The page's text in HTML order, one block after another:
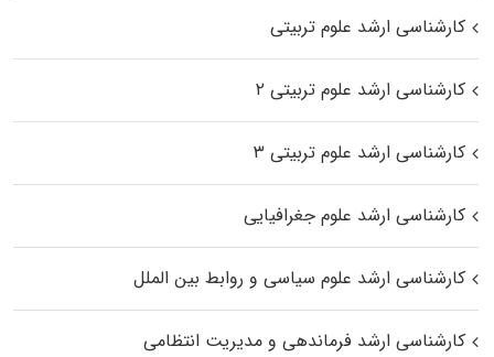
کارشناسی ارشد علوم تربیتی
کارشناسی ارشد علوم تربیتی ۲
کارشناسی ارشد علوم تربیتی ۳
کارشناسی ارشد علوم جغرافیایی
کارشناسی ارشد علوم سیاسی و روابط بین الملل
کارشناسی ارشد فرماندهی و مدیریت انتظامی